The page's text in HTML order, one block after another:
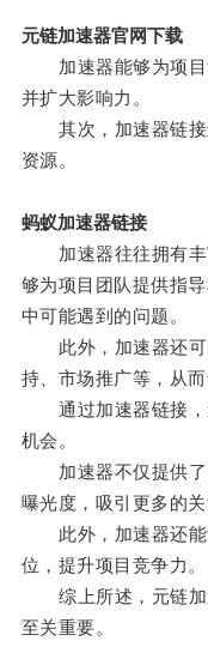
元链加速器官网下载
加速器能够为项目
并扩大影响力。
其次，加速器链接
资源。
蚂蚁加速器链接
加速器往往拥有丰
够为项目团队提供指
中可能遇到的问题。
此外，加速器还可
持、市场推广等，从
通过加速器链接，
机会。
加速器不仅提供了
曝光度，吸引更多的关
此外，加速器还能
位，提升项目竞争力。
综上所述，元链加
至关重要。